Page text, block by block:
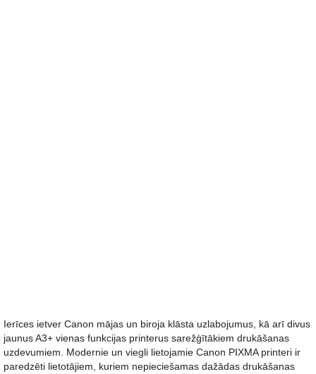
Ierīces ietver Canon mājas un biroja klāsta uzlabojumus, kā arī divus
jaunus A3+ vienas funkcijas printerus sarežģītākiem drukāšanas
uzdevumiem. Modernie un viegli lietojamie Canon PIXMA printeri ir
paredzēti lietotājiem, kuriem nepieciešamas dažādas drukāšanas